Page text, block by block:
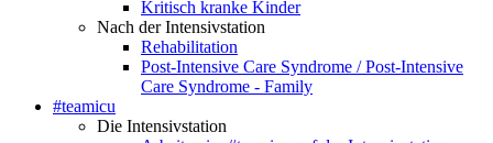
Kritisch kranke Kinder
Nach der Intensivstation
Rehabilitation
Post-Intensive Care Syndrome / Post-Intensive
Care Syndrome - Family
#teamicu
Die Intensivstation